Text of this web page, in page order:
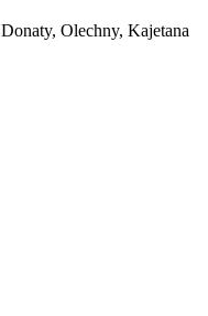
Donaty, Olechny, Kajetana